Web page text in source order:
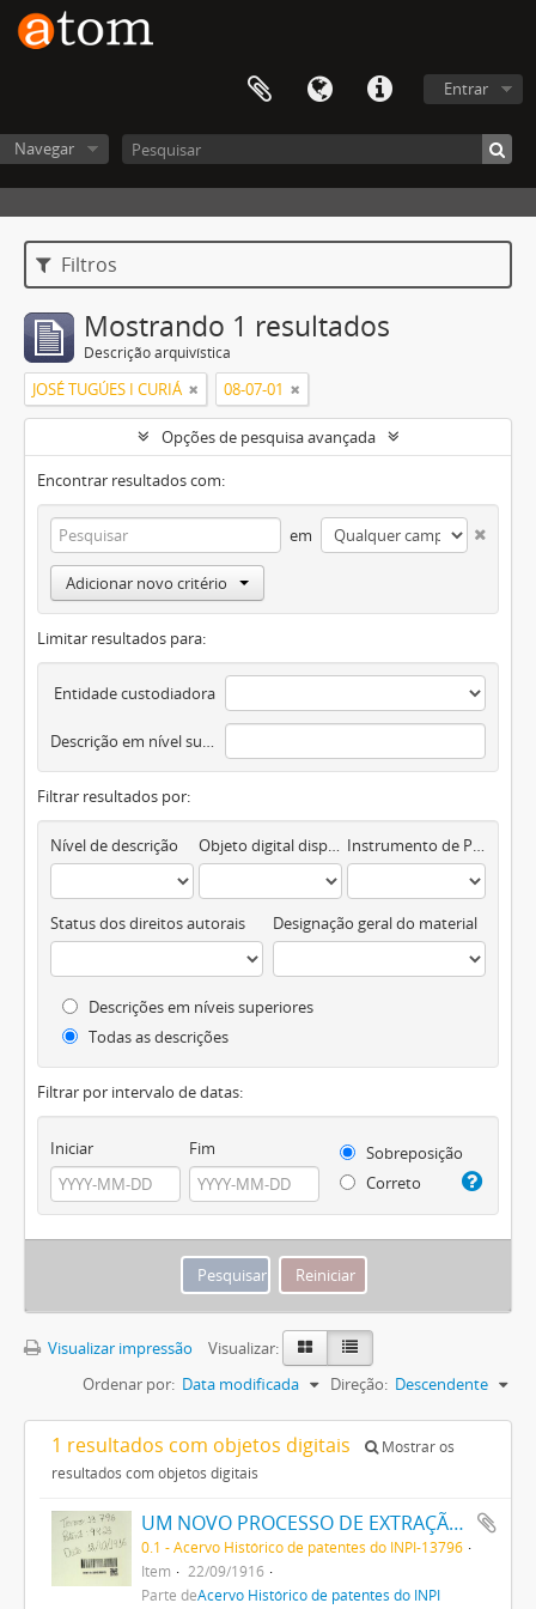
Entrar
Navegar
Filtros
Mostrando 1 resultados
Descrição arquivística
JOSÉ TUGÚES I CURIÁ 08-07-01
Opções de pesquisa avançada
Encontrar resultados com:
em
Adicionar novo critério
Limitar resultados para:
Entidade custodiadora
Descrição em nível superior
Filtrar resultados por:
Nível de descrição Objeto digital disponível Instrumento de Pesquisa
Status dos direitos autorais Designação geral do material
Descrições em níveis superiores
Todas as descrições
Filtrar por intervalo de datas:
Iniciar Fim
Sobreposição
Correto
Visualizar impressão
Visualizar:
Ordenar por: Data modificada Direção: Descendente
1 resultados com objetos digitais
Mostrar os
resultados com objetos digitais
UM NOVO PROCESSO DE EXTRAÇÃO DE MATERIA CORANTE DOS VEGETAES
0.1 - Acervo Histórico de patentes do INPI-13796
Item
22/09/1916
Parte deAcervo Histórico de patentes do INPI